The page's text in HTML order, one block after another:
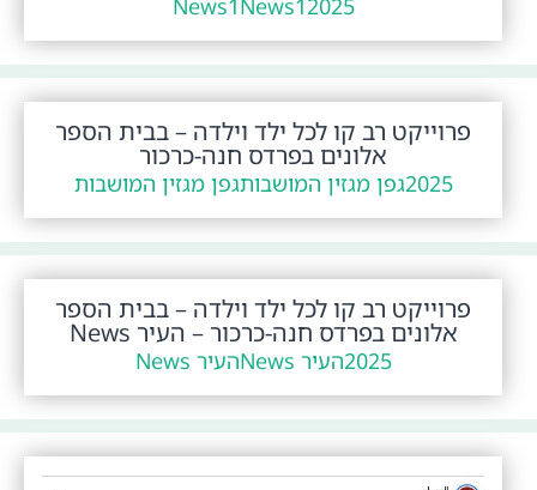
2025
News1
News1
פרוייקט רב קו לכל ילד וילדה – בבית הספר
אלונים בפרדס חנה-כרכור
2025גפן מגזין המושבותגפן מגזין המושבות
פרוייקט רב קו לכל ילד וילדה – בבית הספר
אלונים בפרדס חנה-כרכור – העיר News
2025העיר News העיר News